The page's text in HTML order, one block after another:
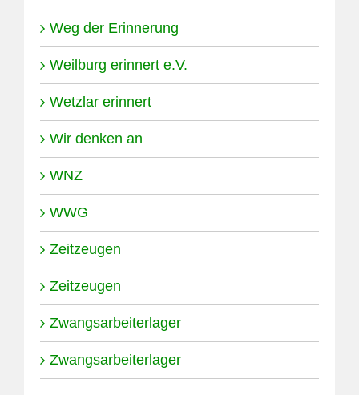
Weg der Erinnerung
Weilburg erinnert e.V.
Wetzlar erinnert
Wir denken an
WNZ
WWG
Zeitzeugen
Zeitzeugen
Zwangsarbeiterlager
Zwangsarbeiterlager